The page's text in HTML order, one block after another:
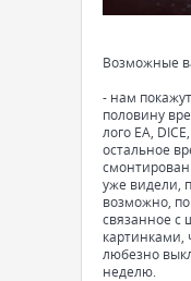
Возможные
- нам
половину
лого EA,
остальное
уже видели,
возможно,
связанное с
картинками,
любезно
неделю.